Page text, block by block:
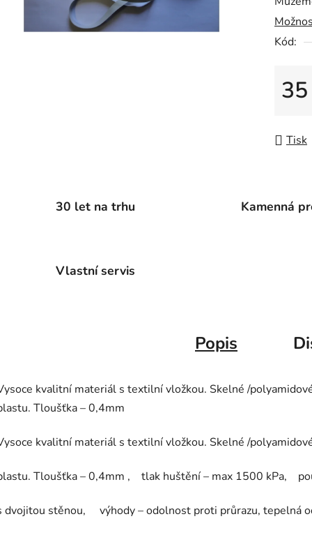
0,0
z
5
Kód:
Tisk
30 let na trhu Kamenná
Vlastní servis
Popis
kvalitní materiál s textilní vložkou. Skelné /
Tloušťka – 0,4mm
kvalitní materiál s textilní vložkou. Skelné /
Tloušťka – 0,4mm , tlak huštění – max 1500 kPa,
dvojitou stěnou, výhody – odolnost proti průrazu, tepelná